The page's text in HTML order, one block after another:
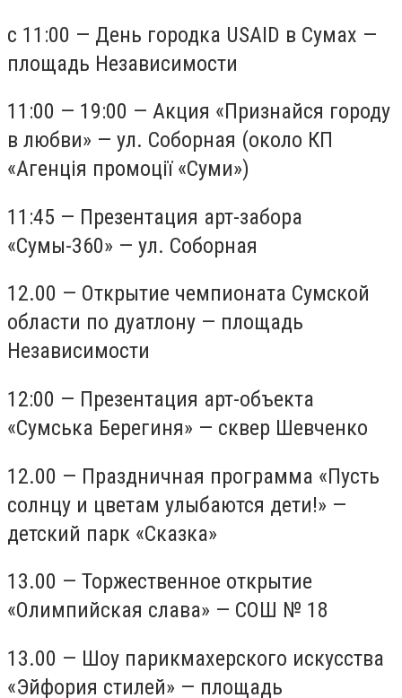
с 11:00 — День городка USAID в Сумах —
площадь Независимости
11:00 — 19:00 — Акция «Признайся городу
в любви» — ул. Соборная (около КП
«Агенція промоції «Суми»)
11:45 — Презентация арт-забора
«Сумы-360» — ул. Соборная
12.00 — Открытие чемпионата Сумской
области по дуатлону — площадь
Независимости
12:00 — Презентация арт-объекта
«Сумська Берегиня» — сквер Шевченко
12.00 — Праздничная программа «Пусть
солнцу и цветам улыбаются дети!» —
детский парк «Сказка»
13.00 — Торжественное открытие
«Олимпийская слава» — СОШ № 18
13.00 — Шоу парикмахерского искусства
«Эйфория стилей» — площадь